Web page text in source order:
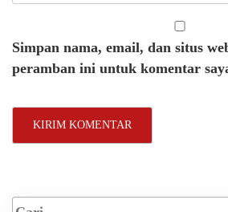
Simpan nama, email, dan situs
peramban ini untuk komentar